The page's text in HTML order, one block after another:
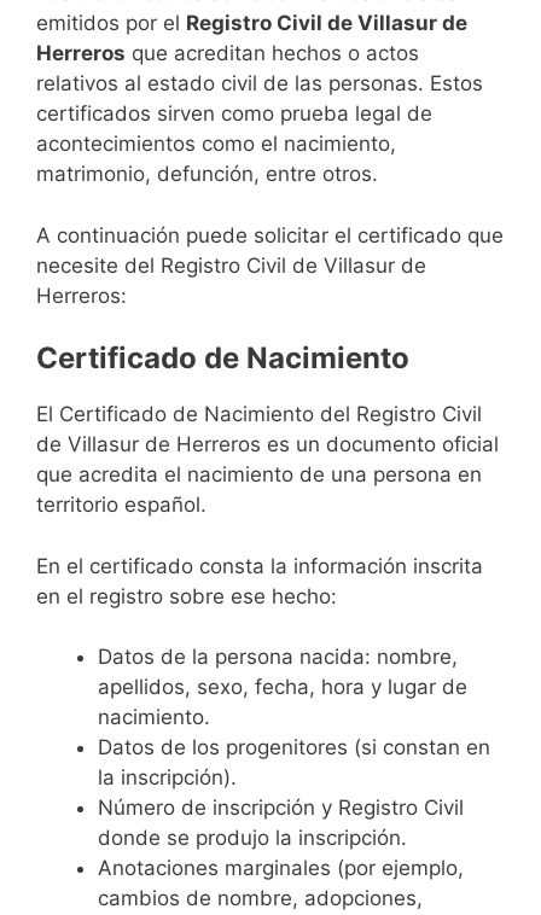
emitidos por el Registro Civil de Villasur de
Herreros que acreditan hechos o actos
relativos al estado civil de las personas. Estos
certificados sirven como prueba legal de
acontecimientos como el nacimiento,
matrimonio, defunción, entre otros.
A continuación puede solicitar el certificado que
necesite del Registro Civil de Villasur de
Herreros:
Certificado de Nacimiento
El Certificado de Nacimiento del Registro Civil
de Villasur de Herreros es un documento oficial
que acredita el nacimiento de una persona en
territorio español.
En el certificado consta la información inscrita
en el registro sobre ese hecho:
Datos de la persona nacida: nombre,
apellidos, sexo, fecha, hora y lugar de
nacimiento.
Datos de los progenitores (si constan en
la inscripción).
Número de inscripción y Registro Civil
donde se produjo la inscripción.
Anotaciones marginales (por ejemplo,
cambios de nombre, adopciones,